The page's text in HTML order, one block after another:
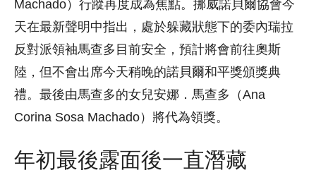
Machado）行蹤再度成為焦點。挪威諾貝爾協會今
天在最新聲明中指出，處於躲藏狀態下的委內瑞拉
反對派領袖馬查多目前安全，預計將會前往奧斯
陸，但不會出席今天稍晚的諾貝爾和平獎頒獎典
禮。最後由馬查多的女兒安娜．馬查多（Ana
Corina Sosa Machado）將代為領獎。
年初最後露面後一直潛藏